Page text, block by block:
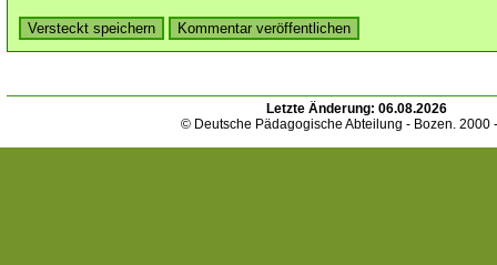
Letzte Änderung: 06.08.2026
© Deutsche Pädagogische Abteilung - Bozen. 2000